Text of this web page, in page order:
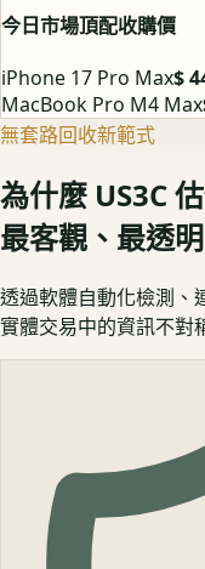
今日市場頂配收購價
iPhone 17 Pro Max$
MacBook Pro M4 Max
無套路回收新範式
為什麼 US3C
最客觀、最透
透過軟體自動化檢測、
實體交易中的資訊不對